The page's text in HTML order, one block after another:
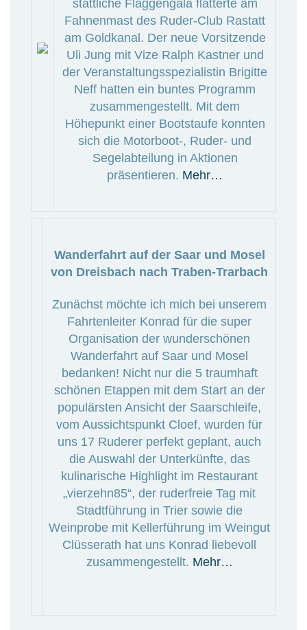
stattliche Flaggengala flatterte am
Fahnenmast des Ruder-Club Rastatt
am Goldkanal. Der neue Vorsitzende
Uli Jung mit Vize Ralph Kastner und
der Veranstaltungsspezialistin Brigitte
Neff hatten ein buntes Programm
zusammengestellt. Mit dem
Höhepunkt einer Bootstaufe konnten
sich die Motorboot-, Ruder- und
Segelabteilung in Aktionen
präsentieren. Mehr…
Wanderfahrt auf der Saar und Mosel
von Dreisbach nach Traben-Trarbach
Zunächst möchte ich mich bei unserem
Fahrtenleiter Konrad für die super
Organisation der wunderschönen
Wanderfahrt auf Saar und Mosel
bedanken! Nicht nur die 5 traumhaft
schönen Etappen mit dem Start an der
populärsten Ansicht der Saarschleife,
vom Aussichtspunkt Cloef, wurden für
uns 17 Ruderer perfekt geplant, auch
die Auswahl der Unterkünfte, das
kulinarische Highlight im Restaurant
„vierzehn85“, der ruderfreie Tag mit
Stadtführung in Trier sowie die
Weinprobe mit Kellerführung im Weingut
Clüsserath hat uns Konrad liebevoll
zusammengestellt. Mehr…